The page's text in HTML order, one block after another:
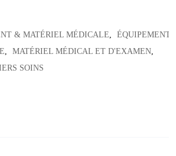
& MATÉRIEL MÉDICALE
ÉQUIPEMENT
MATÉRIEL MÉDICAL ET D'EXAMEN
SOINS